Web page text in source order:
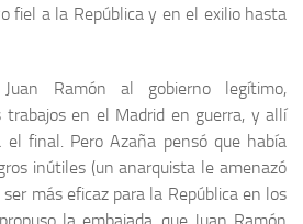
fiel a la República y en el exilio hasta
Ramón al gobierno legítimo,
trabajos en el Madrid en guerra, y allí
el final. Pero Azaña pensó que había
inútiles (un anarquista le amenazó
más eficaz para la República en los